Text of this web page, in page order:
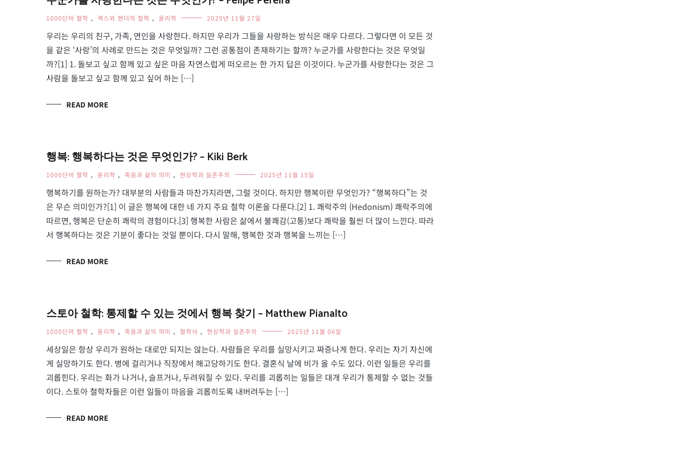
1000단어 철학 , 섹스와 젠더의 철학 , 윤리학 2025년 11월 27일
우리는 우리의 친구, 가족, 연인을 사랑한다. 하지만 우리가 그들을 사랑하는 방식은 매우 다르다. 그렇다면 이 모든 것
을 같은 ‘사랑’의 사례로 만드는 것은 무엇일까? 그런 공통점이 존재하기는 할까? 누군가를 사랑한다는 것은 무엇일
까?[1] 1. 돌보고 싶고 함께 있고 싶은 마음 자연스럽게 떠오르는 한 가지 답은 이것이다. 누군가를 사랑한다는 것은 그
사람을 돌보고 싶고 함께 있고 싶어 하는 […]
READ MORE
행복: 행복하다는 것은 무엇인가? – Kiki Berk
1000단어 철학 , 윤리학 , 죽음과 삶의 의미 , 현상학과 실존주의 2025년 11월 15일
행복하기를 원하는가? 대부분의 사람들과 마찬가지라면, 그럴 것이다. 하지만 행복이란 무엇인가? “행복하다”는 것
은 무슨 의미인가?[1] 이 글은 행복에 대한 네 가지 주요 철학 이론을 다룬다.[2] 1. 쾌락주의 (Hedonism) 쾌락주의에
따르면, 행복은 단순히 쾌락의 경험이다.[3] 행복한 사람은 삶에서 불쾌감(고통)보다 쾌락을 훨씬 더 많이 느낀다. 따라
서 행복하다는 것은 기분이 좋다는 것일 뿐이다. 다시 말해, 행복한 것과 행복을 느끼는 […]
READ MORE
스토아 철학: 통제할 수 있는 것에서 행복 찾기 – Matthew Pianalto
1000단어 철학 , 윤리학 , 죽음과 삶의 의미 , 철학사 , 현상학과 실존주의 2025년 11월 06일
세상일은 항상 우리가 원하는 대로만 되지는 않는다. 사람들은 우리를 실망시키고 짜증나게 한다. 우리는 자기 자신에
게 실망하기도 한다. 병에 걸리거나 직장에서 해고당하기도 한다. 결혼식 날에 비가 올 수도 있다. 이런 일들은 우리를
괴롭힌다. 우리는 화가 나거나, 슬프거나, 두려워질 수 있다. 우리를 괴롭히는 일들은 대개 우리가 통제할 수 없는 것들
이다. 스토아 철학자들은 이런 일들이 마음을 괴롭히도록 내버려두는 […]
READ MORE